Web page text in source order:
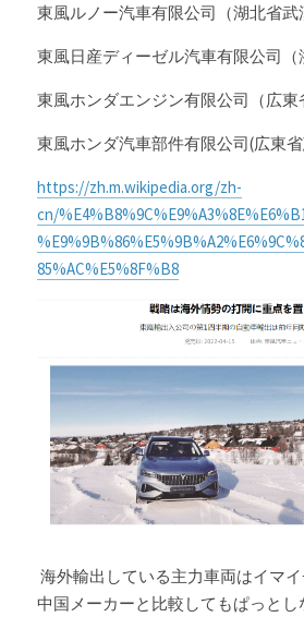
東風ルノー汽車有限公司（湖北省武
東風日産ディーゼル汽車有限公司（
東風ホンダエンジン有限公司（広東
東風ホンダ汽車部件有限公司(広東
https://zh.m.wikipedia.org/zh-
cn/
85%AC%E5%8F%B8
中国メーカーと比較してもぱっとし